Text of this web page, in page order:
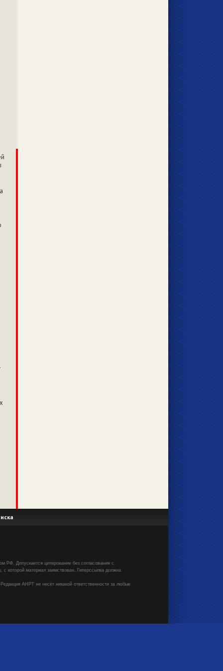
РФ. Допускается цитирование без согласования с
которой материал заимствован. Гиперссылка должна
АНРТ не несёт никакой ответственности за любые